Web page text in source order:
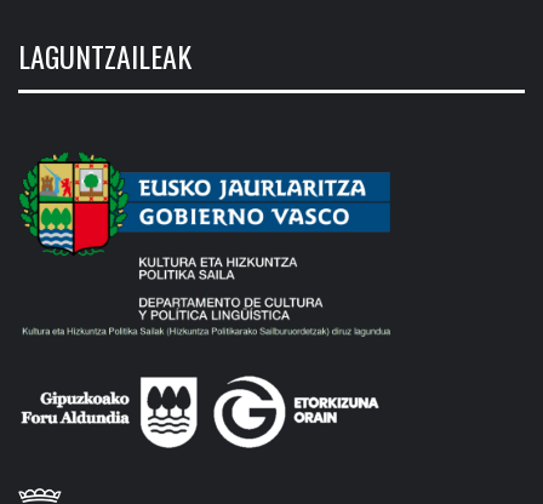
LAGUNTZAILEAK